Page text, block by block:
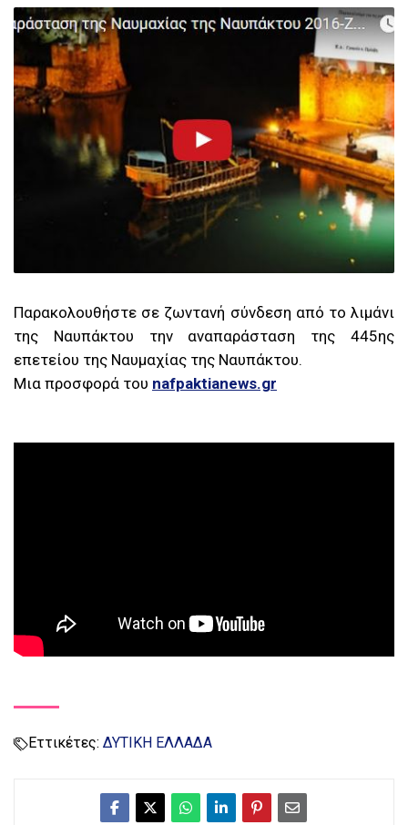
Παρακολουθήστε σε ζωντανή σύνδεση από το λιμάνι
της Ναυπάκτου την αναπαράσταση της 445ης
επετείου της Ναυμαχίας της Ναυπάκτου.
Μια προσφορά του nafpaktianews.gr
Εττικέτες: ΔΥΤΙΚΗ ΕΛΛΑΔΑ